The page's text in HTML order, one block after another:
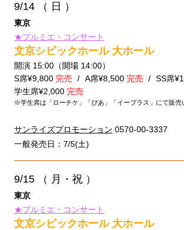
9/14 （ 日 ）
東京
★プルミエ・コンサート
文京シビックホール 大ホール
開演 15:00（開場 14:00）
S席¥9,800 完売 A席¥8,500 完売 SS席
学生席¥2,000 完売
※学生席は「ローチケ」「ぴあ」「イープラス」にて販売
サンライズプロモーション 0570-00-3337
一般発売日：7/5(土)
9/15 （ 月・祝 ）
東京
★プルミエ・コンサート
文京シビックホール 大ホール